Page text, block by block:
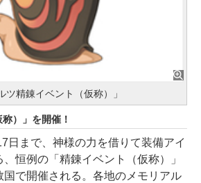
ツ精錬イベント（仮称）」
称）」を開催！
まで、神様の力を借りて装備アイ
恒例の「精錬イベント（仮称）」
国で開催される。各地のメモリアル